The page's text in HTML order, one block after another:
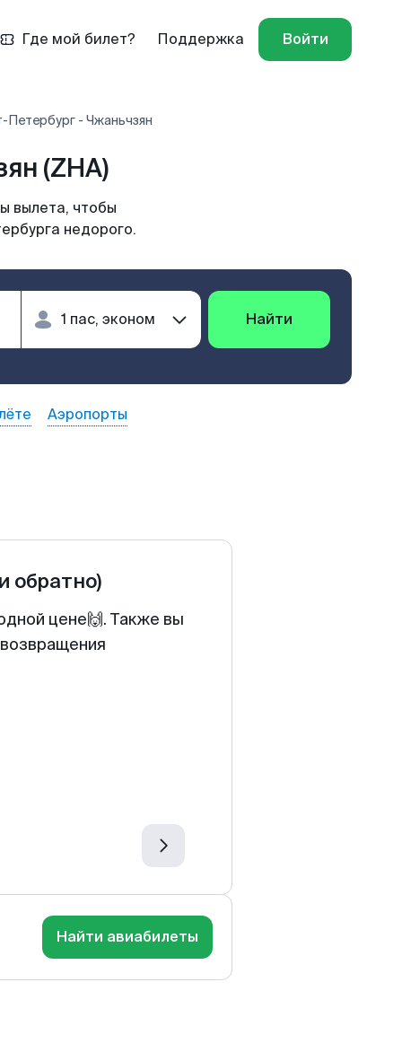
Где мой билет? Поддержка Войти
Петербург - Чжаньчзян
(ZHA)
вылета, чтобы
недорого.
Найти
Аэропорты
обратно)
цене🙌. Также вы
Найти авиабилеты